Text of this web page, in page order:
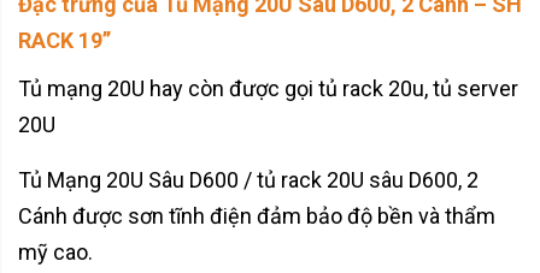
RACK 19’’
Tủ mạng 20U hay còn được gọi tủ rack 20u, tủ server
20U
Tủ Mạng 20U Sâu D600 / tủ rack 20U sâu D600, 2
Cánh được sơn tĩnh điện đảm bảo độ bền và thẩm
mỹ cao.